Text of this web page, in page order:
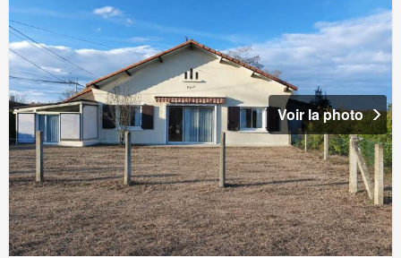
Voir la photo